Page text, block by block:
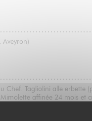
Chef. Tagliolini alle erbette
affinée 24 mois et